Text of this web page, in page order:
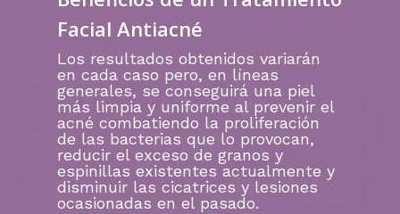
Facial Antiacné
Los resultados obtenidos variarán
en cada caso pero, en líneas
generales, se conseguirá una piel
más limpia y uniforme al prevenir el
acné combatiendo la proliferación
de las bacterias que lo provocan,
reducir el exceso de granos y
espinillas existentes actualmente y
disminuir las cicatrices y lesiones
ocasionadas en el pasado.